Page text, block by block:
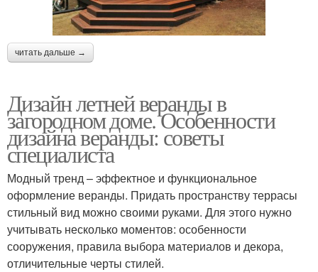
читать дальше →
Дизайн летней веранды в
загородном доме. Особенности
дизайна веранды: советы
специалиста
Модный тренд – эффектное и функциональное
оформление веранды. Придать пространству террасы
стильный вид можно своими руками. Для этого нужно
учитывать несколько моментов: особенности
сооружения, правила выбора материалов и декора,
отличительные черты стилей.